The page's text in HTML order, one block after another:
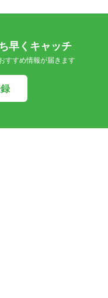
早くキャッチ
すすめ情報が届きます